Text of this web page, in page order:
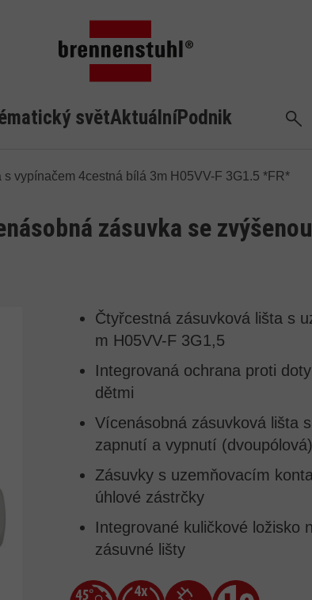
světAktuálníPodnik
s vypínačem 4cestná bílá 3m H05VV-F 3G1.5 *FR*
zásuvka se
Čtyřcestná zásuvková lišta s
m H05VV-F 3G1,5
Integrovaná ochrana proti
dětmi
Vícenásobná zásuvková lišta
zapnutí a vypnutí (dvoupólová)
Zásuvky s uzemňovacím
úhlové zástrčky
Integrované kuličkové ložisko
zásuvné lišty